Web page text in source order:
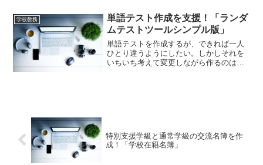
得点集計」はいかがでしょうか。運動会
の得点の集計が簡単になりますよ！
学校教務
単語テスト作成を支援！「ランダ
ムテストツールシンプル版」
単語テストを作成するが、できれば一人
ひとり違うようにしたい。しかしそれを
いちいち考えて変更しながら作るのはと
特別支援学級と通常学級の交流名簿を作
成！「学校在籍名簿」